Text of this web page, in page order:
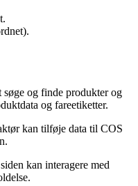
søge og finde produkter og
og fareetiketter.
kan tilføje data til COS
kan interagere med